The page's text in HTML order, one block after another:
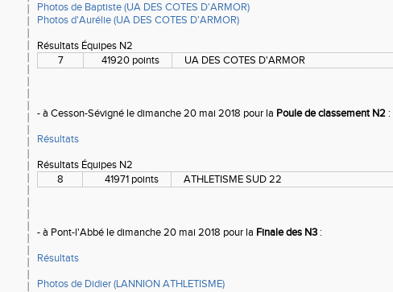
Photos de Baptiste (UA DES COTES D'ARMOR)
Photos d'Aurélie (UA DES COTES D'ARMOR)
Résultats Équipes N2
7
41920 points UA DES COTES D'ARMOR
- à Cesson-Sévigné le dimanche 20 mai 2018 pour la Poule de classement N2 :
Résultats
Résultats Équipes N2
8
41971 points ATHLETISME SUD 22
- à Pont-l'Abbé le dimanche 20 mai 2018 pour la Finale des N3 :
Résultats
Photos de Didier (LANNION ATHLETISME)